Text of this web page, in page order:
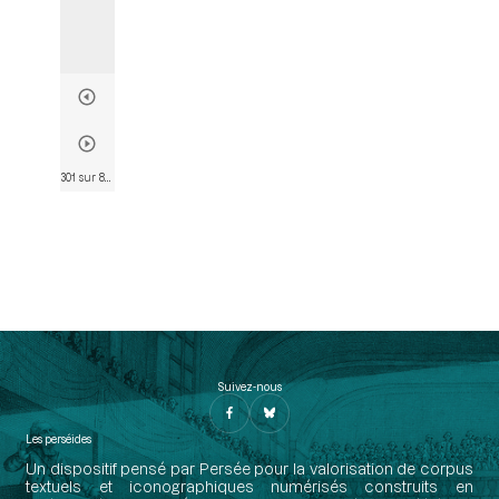
Suivez-nous
Les perséides
Un dispositif pensé par Persée pour la valorisation de corpus
textuels et iconographiques numérisés construits en